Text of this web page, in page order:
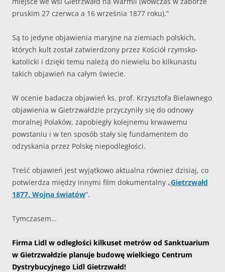
pruskim 27 czerwca a 16 września 1877 roku).”
Są to jedyne objawienia maryjne na ziemiach polskich,
których kult został zatwierdzony przez Kościół rzymsko-
katolicki i dzięki temu należą do niewielu bo kilkunastu
takich objawień na całym świecie.
W ocenie badacza objawień ks. prof. Krzysztofa Bielawnego
objawienia w Gietrzwałdzie przyczyniły się do odnowy
moralnej Polaków, zapobiegły kolejnemu krwawemu
powstaniu i w ten sposób stały się fundamentem do
odzyskania przez Polskę niepodległości.
Treść objawień jest wyjątkowo aktualna również dzisiaj, co
potwierdza między innymi film dokumentalny „Gietrzwałd
1877. Wojna światów”.
Tymczasem…
Firma Lidl w odległości kilkuset metrów od Sanktuarium
w Gietrzwałdzie planuje budowę wielkiego Centrum
Dystrybucyjnego Lidl Gietrzwałd!